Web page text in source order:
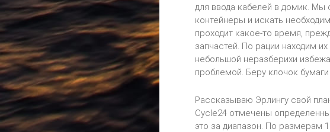
для ввода кабелей в домик. Мы
контейнеры и искать
проходит какое-то время,
запчастей. По рации находим
небольшой неразберихи
проблемой. Беру клочок
Рассказываю Эрлингу свой
Cycle24 отмечены
это за диапазон. По размерам